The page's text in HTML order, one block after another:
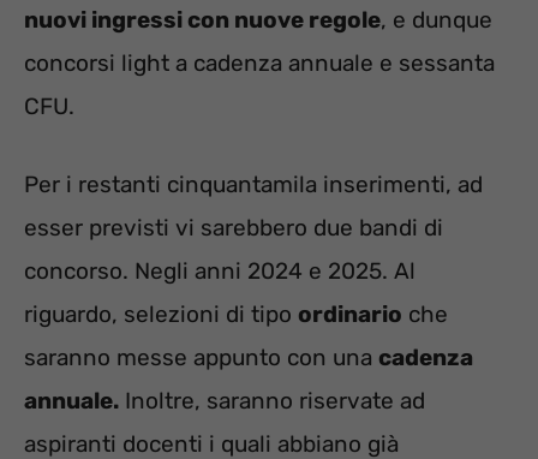
nuovi ingressi con nuove regole, e dunque
concorsi light a cadenza annuale e sessanta
CFU.
Per i restanti cinquantamila inserimenti, ad
esser previsti vi sarebbero due bandi di
concorso. Negli anni 2024 e 2025. Al
riguardo, selezioni di tipo ordinario che
saranno messe appunto con una cadenza
annuale. Inoltre, saranno riservate ad
aspiranti docenti i quali abbiano già